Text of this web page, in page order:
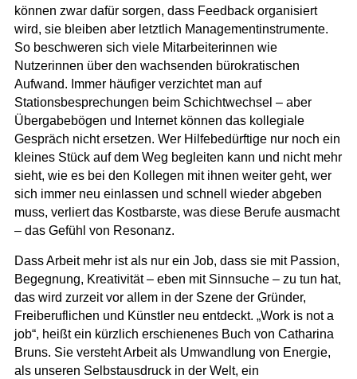
können zwar dafür sorgen, dass Feedback organisiert
wird, sie bleiben aber letztlich Managementinstrumente.
So beschweren sich viele Mitarbeiterinnen wie
Nutzerinnen über den wachsenden bürokratischen
Aufwand. Immer häufiger verzichtet man auf
Stationsbesprechungen beim Schichtwechsel – aber
Übergabebögen und Internet können das kollegiale
Gespräch nicht ersetzen. Wer Hilfebedürftige nur noch ein
kleines Stück auf dem Weg begleiten kann und nicht mehr
sieht, wie es bei den Kollegen mit ihnen weiter geht, wer
sich immer neu einlassen und schnell wieder abgeben
muss, verliert das Kostbarste, was diese Berufe ausmacht
– das Gefühl von Resonanz.
Dass Arbeit mehr ist als nur ein Job, dass sie mit Passion,
Begegnung, Kreativität – eben mit Sinnsuche – zu tun hat,
das wird zurzeit vor allem in der Szene der Gründer,
Freiberuflichen und Künstler neu entdeckt. „Work is not a
job“, heißt ein kürzlich erschienenes Buch von Catharina
Bruns. Sie versteht Arbeit als Umwandlung von Energie,
als unseren Selbstausdruck in der Welt, ein